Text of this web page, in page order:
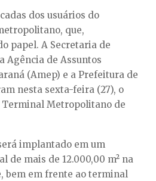
dos usuários do
que,
papel. A Secretaria de
Agência de Assuntos
(Amep) e a Prefeitura de
nesta sexta-feira (27), o
Metropolitano de
implantado em um
de mais de 12.000,00 m² na
bem em frente ao terminal